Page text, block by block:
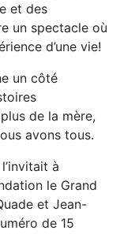
et des
un spectacle où
d’une vie!
un côté
de la mère,
avons tous.
à
le Grand
et Jean-
de 15